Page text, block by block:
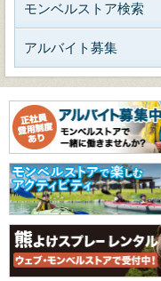
モンベルストア検索
アルバイト募集